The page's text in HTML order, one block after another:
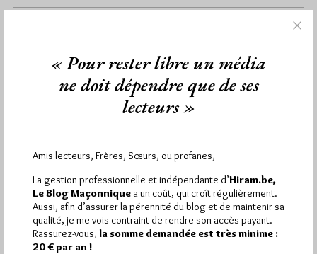
Mixte et mixité sont devenu des mots poncifs et parfois
insupportables,…
Hier jeudi 6 août 2026, Hiram.be a reçu1 672 visites
2 608 pagesont été lues (Source : Pirsch.io)
Plus d’informations
« Pour rester libre un média
ne doit dépendre que de ses
lecteurs »
Amis lecteurs, Frères, Sœurs, ou profanes,
La gestion professionnelle et indépendante d’Hiram.be,
Le Blog Maçonnique a un coût, qui croît régulièrement.
Aussi, afin d’assurer la pérennité du blog et de maintenir sa
qualité, je me vois contraint de rendre son accès payant.
Rassurez-vous, la somme demandée est très minime :
20 € par an !